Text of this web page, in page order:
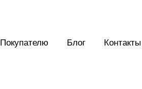
Покупателю Блог Контакты